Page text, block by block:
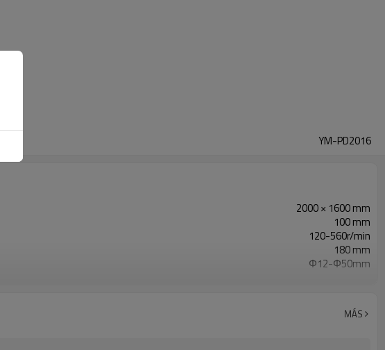
YM-PD2016
2000 × 1600 mm
100 mm
120-560r/min
180 mm
Φ12-Φ50mm
MÁS